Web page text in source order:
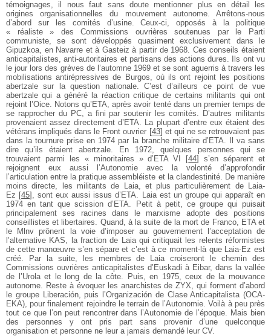
témoignages, il nous faut sans doute mentionner plus en détail les
origines organisationnelles du mouvement autonome. Arrêtons-nous
d’abord sur les comités d’usine. Ceux-ci, opposés à la politique
« réaliste » des Commissions ouvrières soutenues par le Parti
communiste, se sont développés quasiment exclusivement dans le
Gipuzkoa, en Navarre et à Gasteiz à partir de 1968. Ces conseils étaient
anticapitalistes, anti-autoritaires et partisans des actions dures. Ils ont vu
le jour lors des grèves de l’automne 1969 et se sont aguerris à travers les
mobilisations antirépressives de Burgos, où ils ont rejoint les positions
abertzale sur la question nationale. C’est d’ailleurs ce point de vue
abertzale qui a généré la réaction critique de certains militants qui ont
rejoint l’Oice. Notons qu’ETA, après avoir tenté dans un premier temps de
se rapprocher du PC, a fini par soutenir les comités. D’autres militants
provenaient assez directement d’ETA. La plupart d’entre eux étaient des
vétérans impliqués dans le Front ouvrier [43] et qui ne se retrouvaient pas
dans la tournure prise en 1974 par la branche militaire d’ETA. Il va sans
dire qu’ils étaient abertzale. En 1972, quelques personnes qui se
trouvaient parmi les « minoritaires » d’ETA VI [44] s’en séparent et
rejoignent eux aussi l’Autonomie avec la volonté d’approfondir
l’articulation entre la pratique assembléiste et la clandestinité. De manière
moins directe, les militants de Laia, et plus particulièrement de Laia-
Ez [45] , sont eux aussi issus d’ETA. Laia est un groupe qui apparaît en
1974 en tant que scission d’ETA. Petit à petit, ce groupe qui puisait
principalement ses racines dans le marxisme adopte des positions
conseillistes et libertaires. Quand, à la suite de la mort de Franco, ETA et
le Mlnv prônent la voie d’imposer au gouvernement l’acceptation de
l’alternative KAS, la fraction de Laia qui critiquait les relents réformistes
de cette manœuvre s’en sépare et c’est à ce moment-là que Laia-Ez est
créé. Par la suite, les membres de Laia croiseront le chemin des
Commissions ouvrières anticapitalistes d’Euskadi à Eibar, dans la vallée
de l’Urola et le long de la côte. Puis, en 1975, ceux de la mouvance
autonome. Reste à évoquer les anarchistes de ZYX, qui forment d’abord
le groupe Liberación, puis l’Organización de Clase Anticapitalista (OCA-
EKA), pour finalement rejoindre le terrain de l’Autonomie. Voilà à peu près
tout ce que l’on peut rencontrer dans l’Autonomie de l’époque. Mais bien
des personnes y ont pris part sans provenir d’une quelconque
organisation et personne ne leur a jamais demandé leur CV.